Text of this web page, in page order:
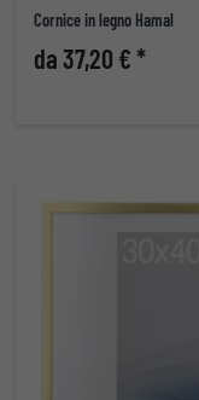
Cornice in legno Hamal
da 37,20 € *